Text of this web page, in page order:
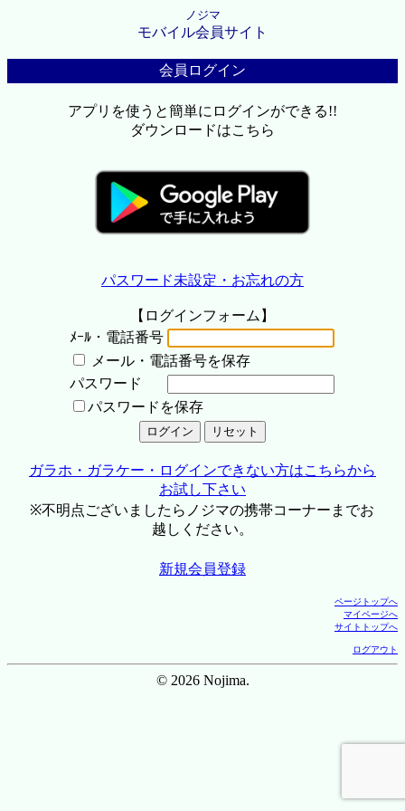
ノジマ
モバイル会員サイト
会員ログイン
アプリを使うと簡単にログインができる!!
ダウンロードはこちら
パスワード未設定・お忘れの方
【ログインフォーム】
ﾒｰﾙ・電話番号
メール・電話番号を保存
パスワード
パスワードを保存
ガラホ・ガラケー・ログインできない方はこちらから
お試し下さい
※不明点ございましたらノジマの携帯コーナーまでお
越しください。
新規会員登録
ページトップへ
マイページへ
サイトトップへ
ログアウト
© 2026 Nojima.